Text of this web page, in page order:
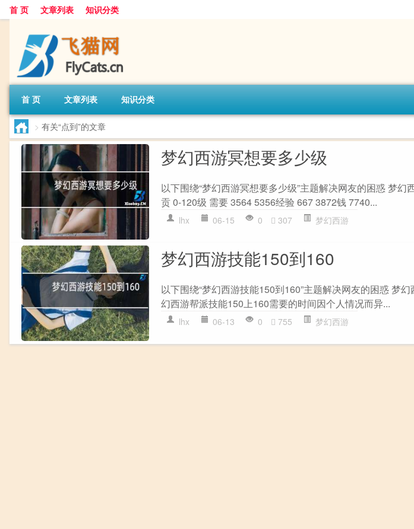
首 页 文章列表 知识分类
首 页 文章列表 知识分类
> 有关“点到”的文章
梦幻西游冥想要多少级
以下围绕“梦幻西游冥想要多少级”主题解决网友的困惑 梦
贡 0-120级 需要 3564 5356经验 667 3872钱 7740...
lhx 06-15 0 307 梦幻西游
梦幻西游技能150到160
以下围绕“梦幻西游技能150到160”主题解决网友的困惑 梦
幻西游帮派技能150上160需要的时间因个人情况而异...
lhx 06-13 0 755 梦幻西游